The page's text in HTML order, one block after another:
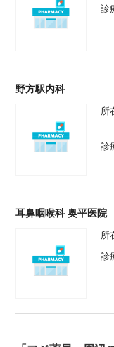
診
野方駅内科
所
診
耳鼻咽喉科 奥平医院
所
診